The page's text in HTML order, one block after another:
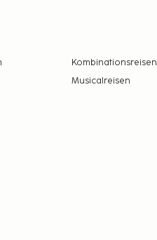
Kombinationsreisen
Musicalreisen